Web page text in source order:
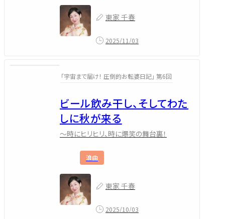
東家 千春
2025/11/03
「宇宙まで届け！ 圧倒的お転婆日記」 第6回
ビール飲み干し、そしてわた
しに秋が来る
～時にヒリヒリ、時に爆笑の舞台裏！
浪曲
東家 千春
2025/10/03